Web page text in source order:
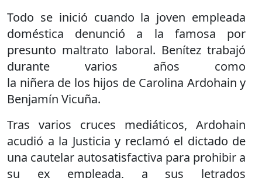
Todo se inició cuando la joven empleada
doméstica denunció a la famosa por
presunto maltrato laboral. Benítez trabajó
durante varios años como
la niñera de los hijos de Carolina Ardohain y
Benjamín Vicuña.
Tras varios cruces mediáticos, Ardohain
acudió a la Justicia y reclamó el dictado de
una cautelar autosatisfactiva para prohibir a
su ex empleada, a sus letrados